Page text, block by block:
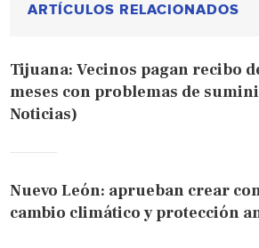
ARTÍCULOS RELACIONADOS
Tijuana: Vecinos pagan recibo
meses con problemas de
Noticias)
Nuevo León: aprueban crear
cambio climático y protección